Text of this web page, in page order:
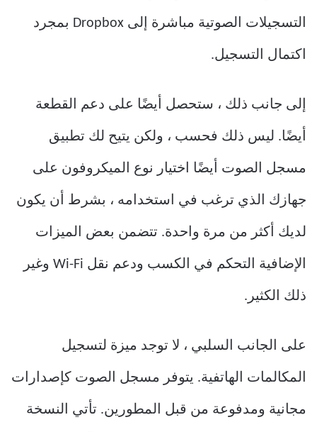
التسجيلات الصوتية مباشرة إلى Dropbox بمجرد
اكتمال التسجيل.
إلى جانب ذلك ، ستحصل أيضًا على دعم القطعة
أيضًا. ليس ذلك فحسب ، ولكن يتيح لك تطبيق
مسجل الصوت أيضًا اختيار نوع الميكروفون على
جهازك الذي ترغب في استخدامه ، بشرط أن يكون
لديك أكثر من مرة واحدة. تتضمن بعض الميزات
الإضافية التحكم في الكسب ودعم نقل Wi-Fi وغير
ذلك الكثير.
على الجانب السلبي ، لا توجد ميزة لتسجيل
المكالمات الهاتفية. يتوفر مسجل الصوت كإصدارات
مجانية ومدفوعة من قبل المطورين. تأتي النسخة